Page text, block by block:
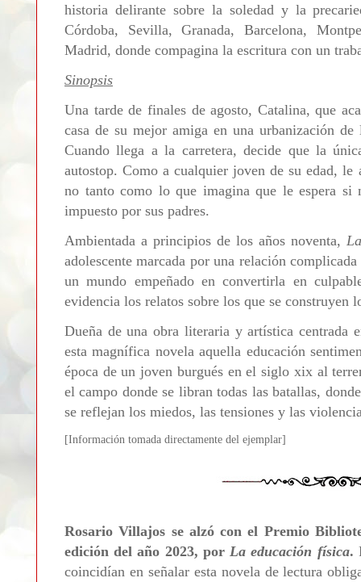
historia delirante sobre la soledad y la
Córdoba, Sevilla, Granada, Barcelona,
Madrid, donde compagina la escritura con un
Sinopsis
Una tarde de finales de agosto, Catalina, que
casa de su mejor amiga en una urbanización de
Cuando llega a la carretera, decide que la
autostop. Como a cualquier joven de su edad,
no tanto como lo que imagina que le espera si
impuesto por sus padres.
Ambientada a principios de los años noventa,
adolescente marcada por una relación
un mundo empeñado en convertirla en
evidencia los relatos sobre los que se construyen
Dueña de una obra literaria y artística centrada
esta magnífica novela aquella educación
época de un joven burgués en el siglo xix al
el campo donde se libran todas las batallas,
se reflejan los miedos, las tensiones y las
[Información tomada directamente del ejemplar]
Rosario Villajos se alzó con el Premio
edición del año 2023, por La educación física.
coincidían en señalar esta novela de lectura